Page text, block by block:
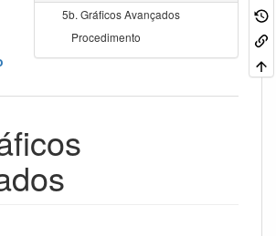
5b. Gráficos Avançados
Procedimento